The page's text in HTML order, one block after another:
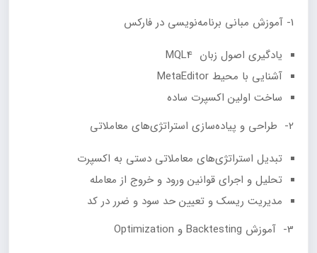
1- آموزش مبانی برنامه‌نویسی در فارکس
یادگیری اصول زبان MQL4
آشنایی با محیط MetaEditor
ساخت اولین اکسپرت ساده
2- طراحی و پیاده‌سازی استراتژی‌های معاملاتی
تبدیل استراتژی‌های معاملاتی دستی به اکسپرت
تحلیل و اجرای قوانین ورود و خروج از معامله
مدیریت ریسک و تعیین حد سود و ضرر در کد
3- آموزش Backtesting و Optimization